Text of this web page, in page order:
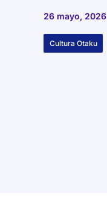
26 mayo, 2026
Cultura Otaku